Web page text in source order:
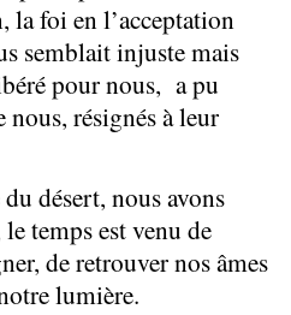
la foi en l’acceptation
semblait injuste mais
pour nous, a pu
nous, résignés à leur
désert, nous avons
temps est venu de
de retrouver nos âmes
lumière.